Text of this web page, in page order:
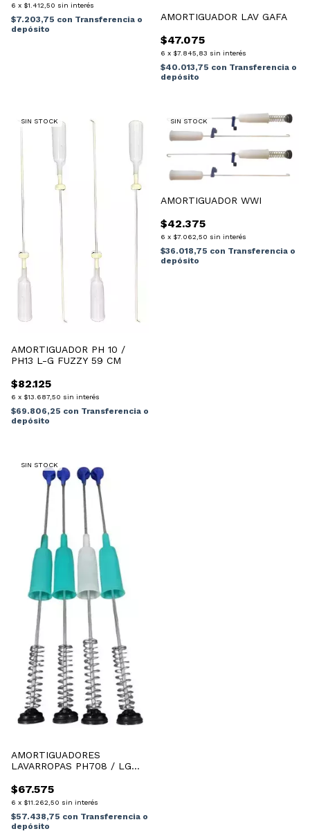
6 x $1.412,50 sin interés
$7.203,75 con Transferencia o
depósito
AMORTIGUADOR LAV GAFA
$47.075
6 x $7.845,83 sin interés
$40.013,75 con Transferencia o
depósito
SIN STOCK
AMORTIGUADOR PH 10 /
PH13 L-G FUZZY 59 CM
$82.125
6 x $13.687,50 sin interés
$69.806,25 con Transferencia o
depósito
SIN STOCK
AMORTIGUADOR WWI
$42.375
6 x $7.062,50 sin interés
$36.018,75 con Transferencia o
depósito
SIN STOCK
AMORTIGUADORES
LAVARROPAS PH708 / LG
$67.575
6 x $11.262,50 sin interés
$57.438,75 con Transferencia o
depósito